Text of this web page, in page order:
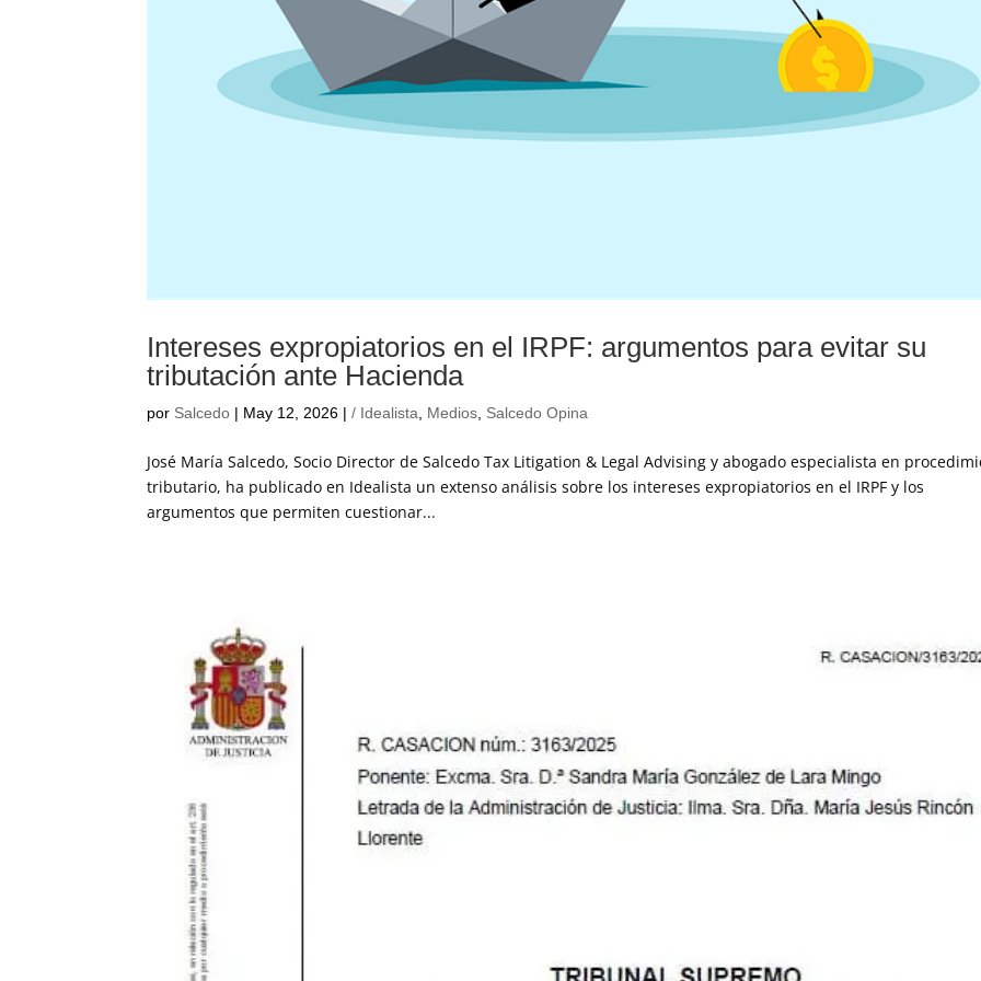
Intereses expropiatorios en el IRPF: argumentos para evitar su
tributación ante Hacienda
por Salcedo | May 12, 2026 |/ Idealista Medios Salcedo Opina
José María Salcedo, Socio Director de Salcedo Tax Litigation & Legal Advising y abogado especialista en
tributario, ha publicado en Idealista un extenso análisis sobre los intereses expropiatorios en el IRPF y los
argumentos que permiten cuestionar...